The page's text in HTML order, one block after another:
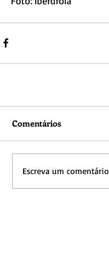
Comentários
Escreva um comentário